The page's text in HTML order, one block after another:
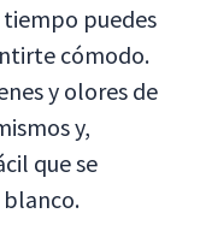
puedes
cómodo.
y olores de
y,
que se